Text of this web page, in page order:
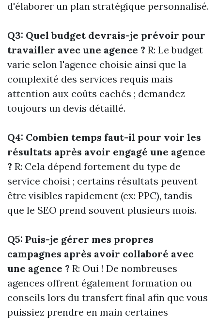
d'élaborer un plan stratégique personnalisé.
Q3: Quel budget devrais-je prévoir pour
travailler avec une agence ? R: Le budget
varie selon l'agence choisie ainsi que la
complexité des services requis mais
attention aux coûts cachés ; demandez
toujours un devis détaillé.
Q4: Combien temps faut-il pour voir les
résultats après avoir engagé une agence
? R: Cela dépend fortement du type de
service choisi ; certains résultats peuvent
être visibles rapidement (ex: PPC), tandis
que le SEO prend souvent plusieurs mois.
Q5: Puis-je gérer mes propres
campagnes après avoir collaboré avec
une agence ? R: Oui ! De nombreuses
agences offrent également formation ou
conseils lors du transfert final afin que vous
puissiez prendre en main certaines